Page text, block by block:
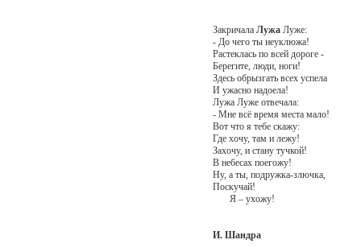
Закричала ЛужаЛуже:
- До чего ты неуклюжа!
Растеклась по всей дороге -
Берегите, люди, ноги!
Здесь обрызгать всех успела
И ужасно надоела!
Лужа Луже отвечала:
- Мне всё время места мало!
Вот что я тебе скажу:
Где хочу, там и лежу!
Захочу, и стану тучкой!
В небесах поегожу!
Ну, а ты, подружка-злючка,
Поскучай!
Я – ухожу!
И. Шандра